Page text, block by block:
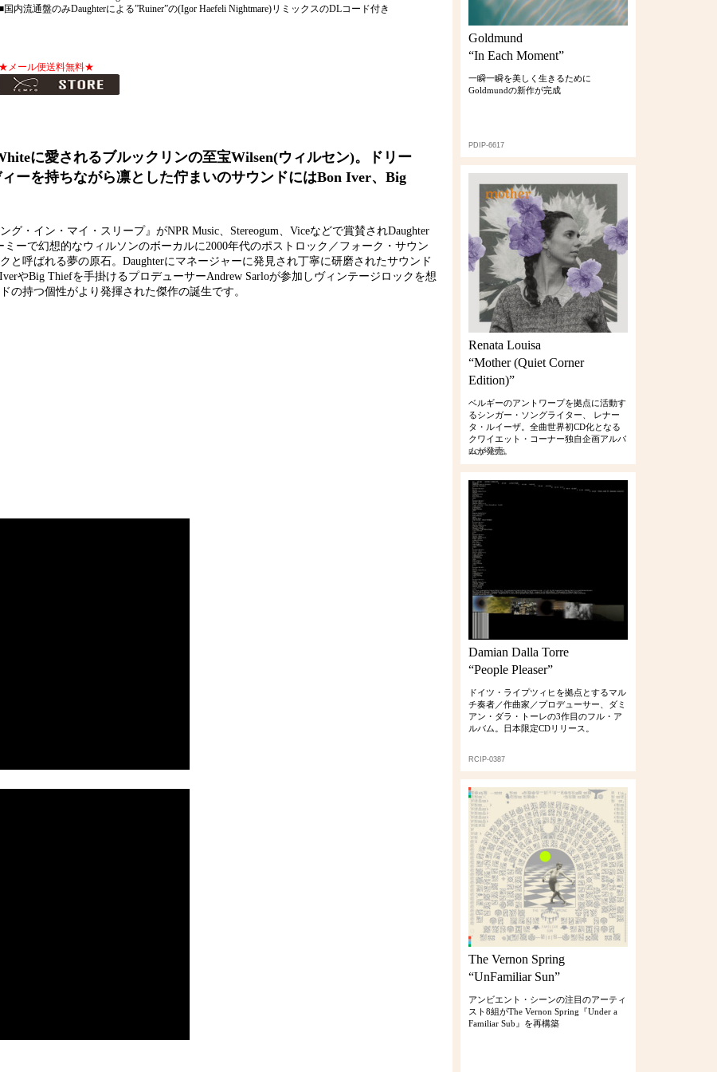
国内流通盤のみDaughterによる”Ruiner”の(Igor Haefeli Nightmare)リミックスのDLコード付き
★メール便送料無料★
に愛されるブルックリンの至宝Wilsen(ウィルセン)。ドリー
ーを持ちながら凛とした佇まいのサウンドにはBon Iver、Big
・イン・マイ・スリープ』がNPR Music、Stereogum、Viceなどで賞賛されDaughter
ーで幻想的なウィルソンのボーカルに2000年代のポストロック／フォーク・サウン
と呼ばれる夢の原石。Daughterにマネージャーに発見され丁寧に研磨されたサウンド
やBig Thiefを手掛けるプロデューサーAndrew Sarloが参加しヴィンテージロックを想
の持つ個性がより発揮された傑作の誕生です。
Goldmund
“In Each Moment”
一瞬一瞬を美しく生きるために
Goldmundの新作が完成
PDIP-6617
Renata Louisa
“Mother (Quiet Corner
Edition)”
ベルギーのアントワープを拠点に活動す
るシンガー・ソングライター、 レナー
タ・ルイーザ。全曲世界初CD化となる
クワイエット・コーナー独自企画アルバ
ムが発売。
RCIP-0386
Damian Dalla Torre
“People Pleaser”
ドイツ・ライプツィヒを拠点とするマル
チ奏者／作曲家／プロデューサー、ダミ
アン・ダラ・トーレの3作目のフル・ア
ルバム。日本限定CDリリース。
RCIP-0387
The Vernon Spring
“UnFamiliar Sun”
アンビエント・シーンの注目のアーティ
スト8組がThe Vernon Spring『Under a
Familiar Sub』を再構築